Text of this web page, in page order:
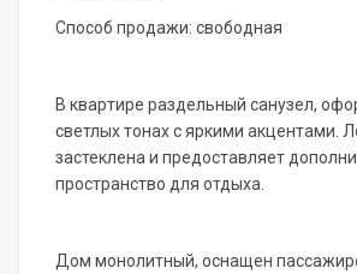
Способ продажи: свободная
В кваpтиpе pаздельный caнузел,
светлых тонах с яркими акцентами.
застеклена и предоставляет
пространство для отдыха.
Дом монолитный, оснащен